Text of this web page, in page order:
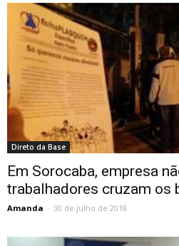
Direto da Base
Em Sorocaba, empresa
trabalhadores cruzam os
Amanda - 30 de julho de 2018